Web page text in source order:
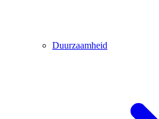
Duurzaamheid